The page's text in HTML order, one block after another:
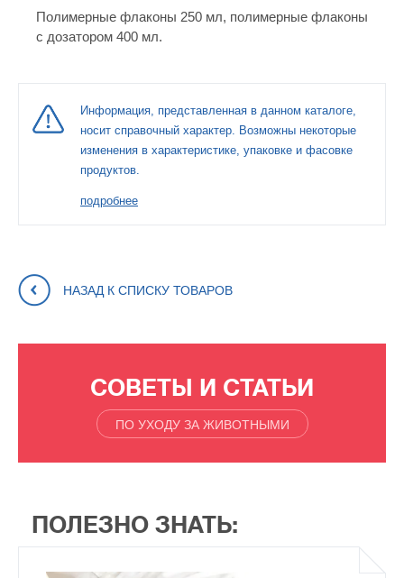
Полимерные флаконы 250 мл, полимерные флаконы
с дозатором 400 мл.
Информация, представленная в данном каталоге,
носит справочный характер. Возможны некоторые
изменения в характеристике, упаковке и фасовке
продуктов.
подробнее
НАЗАД К СПИСКУ ТОВАРОВ
СОВЕТЫ И СТАТЬИ
ПО УХОДУ ЗА ЖИВОТНЫМИ
ПОЛЕЗНО ЗНАТЬ: